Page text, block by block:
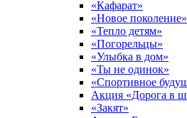
«Кафарат»
«Новое поколение»
«Тепло детям»
«Погорельцы»
«Улыбка в дом»
«Ты не одинок»
«Спортивное
Акция «Дорога в
«Закят»